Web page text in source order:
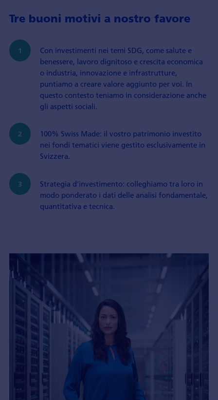
Tre buoni motivi a nostro favore
Con investimenti nei temi SDG, come salute e
benessere, lavoro dignitoso e crescita economica
o industria, innovazione e infrastrutture,
puntiamo a creare valore aggiunto per voi. In
questo contesto teniamo in considerazione anche
gli aspetti sociali.
100% Swiss Made: il vostro patrimonio investito
nei fondi tematici viene gestito esclusivamente in
Svizzera.
Strategia d'investimento: colleghiamo tra loro in
modo ponderato i dati delle analisi fondamentale,
quantitativa e tecnica.